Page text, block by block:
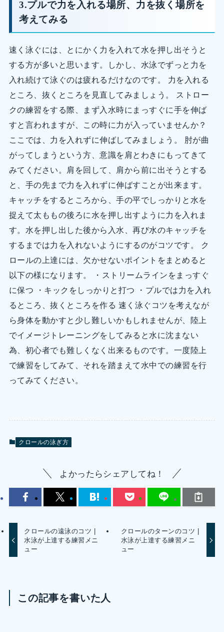
3.プルで力を入れる場所、力を抜く場所を
考えてみる
速く泳ぐには、とにかく力を入れて水を押し出そうと
する方が多いと思います。しかし、水泳でずっと力を
入れ続けて泳ぐのは疲れるだけなのです。 力を入れる
ところ、抜くところを見直してみましょう。 ストロー
クの練習をする際、まず入水時にまっすぐに手を伸ば
すと言われますが、この時に力が入っていませんか？
ここでは、力を入れずに伸ばしてみましょう。 肘が曲
がってしまうという方、意識を肩とわきにもってきて
みてください。肩を回して、肩から前に出そうとする
と、手の先まで力を入れずに伸ばすことが出来ます。
キャッチをするところから、手の平でしっかりと水を
捉えて太ももの後ろに水を押し出すように力を入れま
す。水を押し出した後から入水、再び水のキャッチを
するまでは力を入れないようにするのがコツです。 ク
ロールの上達には、欠かせないポイントをまとめると
以下の様になります。 ・ストリームラインをまっすぐ
に保つ ・キックをしっかりと打つ ・プルでは力を入れ
るところ、抜くところを作る 速く泳ぐコツを考えなが
ら身体を動かすと少し難しいかもしれませんが、陸上
でイメージトレーニングをしてみると水に沈まない
為、初心者でも難しくなく出来るものです。一度陸上
で練習をしてみて、それを踏まえて水中での練習を行
ってみてください。
クロールの泳ぎ方
よかったらシェアしてね！
クロールの遠泳のコツ |
水泳が上達する練習メニ
ュー
クロールのターンのコツ |
水泳が上達する練習メニ
ュー
この記事を書いた人